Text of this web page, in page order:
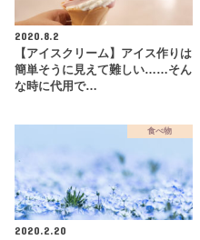
2020.8.2
【アイスクリーム】アイス作りは
簡単そうに見えて難しい……そん
な時に代用で…
食べ物
2020.2.20